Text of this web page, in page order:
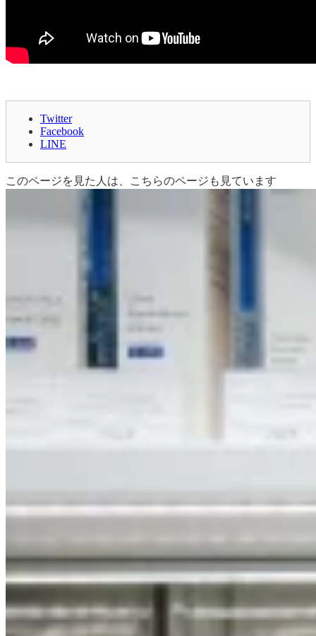
Twitter
Facebook
LINE
このページを見た人は、こちらのページも見ています